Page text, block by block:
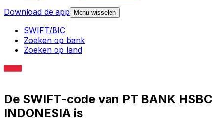
Download de app
Menu wisselen
SWIFT/BIC
Zoeken op bank
Zoeken op land
De SWIFT-code van PT BANK HSBC
INDONESIA is